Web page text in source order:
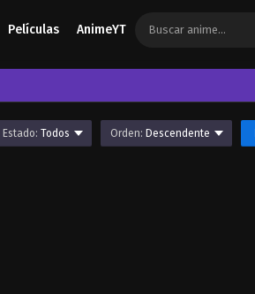
Películas AnimeYT
Estado: Todos Orden: Descendente